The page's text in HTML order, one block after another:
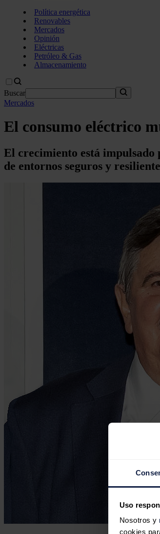
Uso
Nosotros y
cookies
Política energética
Renovables
Mercados
Opinión
Eléctricas
Petróleo & Gas
Almacenamiento
Buscar
Mercados
El consumo eléctrico
El crecimiento está impulsado
de entornos seguros y